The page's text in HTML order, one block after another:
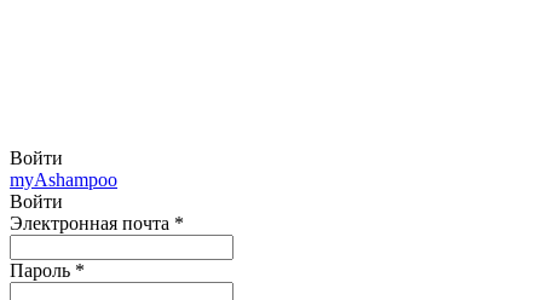
Войти
myAshampoo
Войти
Электронная почта *
Пароль *